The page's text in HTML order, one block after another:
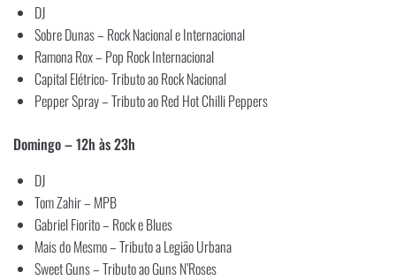
DJ
Sobre Dunas – Rock Nacional e Internacional
Ramona Rox – Pop Rock Internacional
Capital Elétrico- Tributo ao Rock Nacional
Pepper Spray – Tributo ao Red Hot Chilli Peppers
Domingo – 12h às 23h
DJ
Tom Zahir – MPB
Gabriel Fiorito – Rock e Blues
Mais do Mesmo – Tributo a Legião Urbana
Sweet Guns – Tributo ao Guns N’Roses